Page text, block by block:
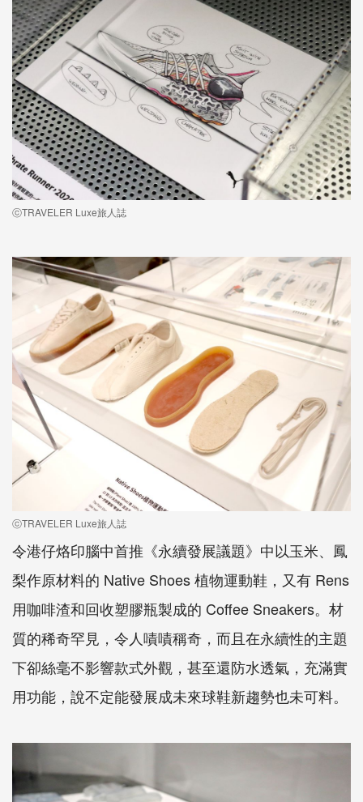
ⓒTRAVELER Luxe旅人誌
ⓒTRAVELER Luxe旅人誌
令港仔烙印腦中首推《永續發展議題》中以玉米、鳳
梨作原材料的 Native Shoes 植物運動鞋，又有 Rens
用咖啡渣和回收塑膠瓶製成的 Coffee Sneakers。材
質的稀奇罕見，令人嘖嘖稱奇，而且在永續性的主題
下卻絲毫不影響款式外觀，甚至還防水透氣，充滿實
用功能，說不定能發展成未來球鞋新趨勢也未可料。